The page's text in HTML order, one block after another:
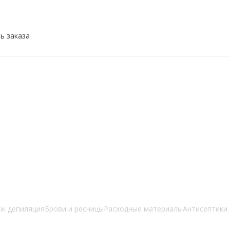
заказа
депиляцияБрови и ресницыРасходные материалыАнтисептики